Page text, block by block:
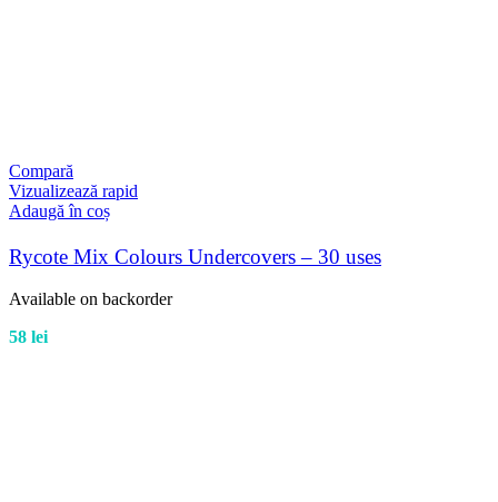
Compară
Vizualizează rapid
Adaugă în coș
Rycote Mix Colours Undercovers – 30 uses
Available on backorder
58 lei